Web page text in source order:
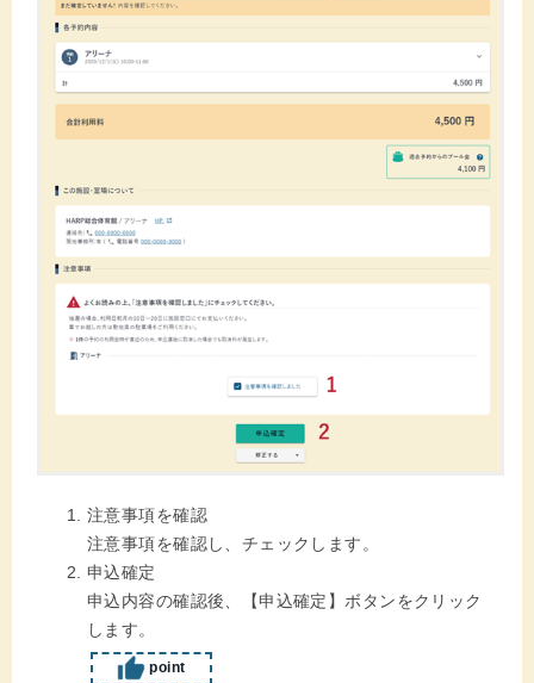
注意事項を確認
注意事項を確認し、チェックします。
申込確定
申込内容の確認後、【申込確定】ボタンをクリック
します。
point